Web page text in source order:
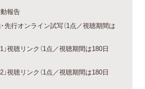
報告
先行オンライン試写（1点／視聴期間は
」視聴リンク（1点／視聴期間は180日
」視聴リンク（1点／視聴期間は180日